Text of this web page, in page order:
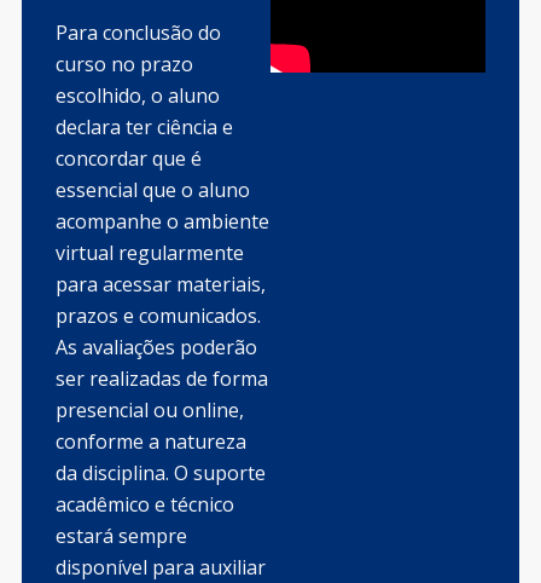
Para conclusão do
curso no prazo
escolhido, o aluno
declara ter ciência e
concordar que é
essencial que o aluno
acompanhe o ambiente
virtual regularmente
para acessar materiais,
prazos e comunicados.
As avaliações poderão
ser realizadas de forma
presencial ou online,
conforme a natureza
da disciplina. O suporte
acadêmico e técnico
estará sempre
disponível para auxiliar